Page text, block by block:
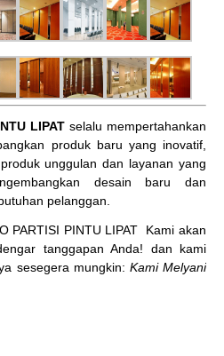
LIPATselalu mempertahankan
produk baru yang inovatif,
unggulan dan layanan yang
desain baru dan
pelanggan.
PARTISI PINTU LIPAT
Kami akan
tanggapan Anda! dan kami
sesegera mungkin: Kami Melyani